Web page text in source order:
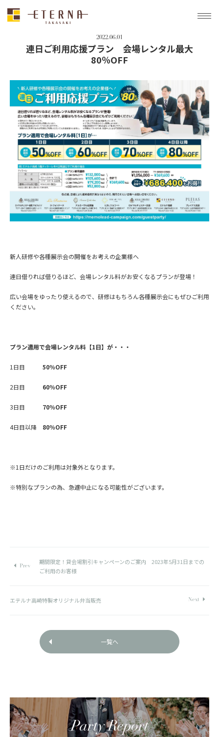
トップ 未分類 連日ご利用応援プラン 会場レンタル最大80％OFF
2022.06.01
連日ご利用応援プラン 会場レンタル最大
80％OFF
新人研修や各種展示会の開催をお考えの企業様へ
連日借りれば借りるほど、会場レンタル料がお安くなるプランが登場！
広い会場をゆったり使えるので、研修はもちろん各種展示会にもぜひご利用
ください。
プラン適用で会場レンタル料【1日】が・・・
1日目 50％OFF
2日目 60％OFF
3日目 70％OFF
4日目以降 80％OFF
※1日だけのご利用は対象外となります。
※特別なプランの為、急遽中止になる可能性がございます。
期間限定！貸会場割引キャンペーンのご案内 2023年5月31日までの
ご利用のお客様
エテルナ高崎特製オリジナル弁当販売
一覧へ
Party Report